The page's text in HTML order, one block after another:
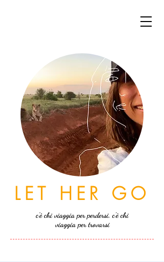
LET HER GO
c'è chi viaggia per perdersi, c'è chi
viaggia per trovarsi